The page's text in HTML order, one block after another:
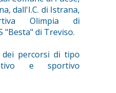
dall'I.C. di Istrana,
Olimpia di
"Besta" di Treviso.
percorsi di tipo
e sportivo